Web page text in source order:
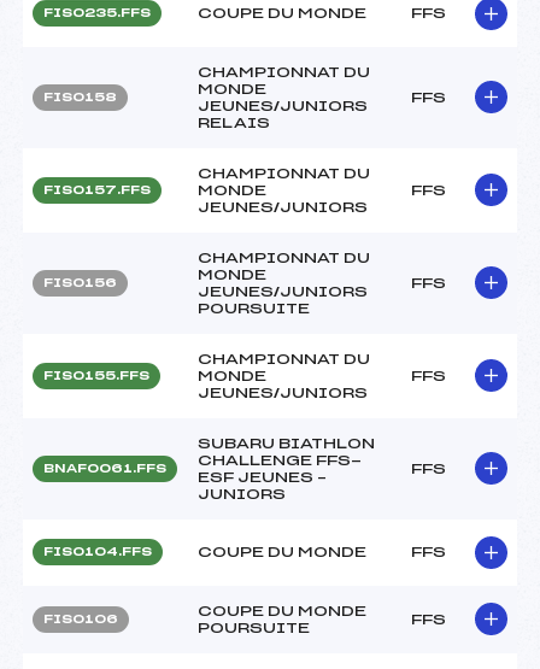
FIS0235.FFS COUPE DU MONDE FFS
FIS0158
CHAMPIONNAT DU
MONDE
JEUNES/JUNIORS
RELAIS
FFS
FIS0157.FFS
CHAMPIONNAT DU
MONDE
JEUNES/JUNIORS
FFS
FIS0156
CHAMPIONNAT DU
MONDE
JEUNES/JUNIORS
POURSUITE
FFS
FIS0155.FFS
CHAMPIONNAT DU
MONDE
JEUNES/JUNIORS
FFS
BNAF0061.FFS
SUBARU BIATHLON
CHALLENGE FFS-
ESF JEUNES –
JUNIORS
FFS
FIS0104.FFS COUPE DU MONDE FFS
FIS0106
COUPE DU MONDE
POURSUITE
FFS